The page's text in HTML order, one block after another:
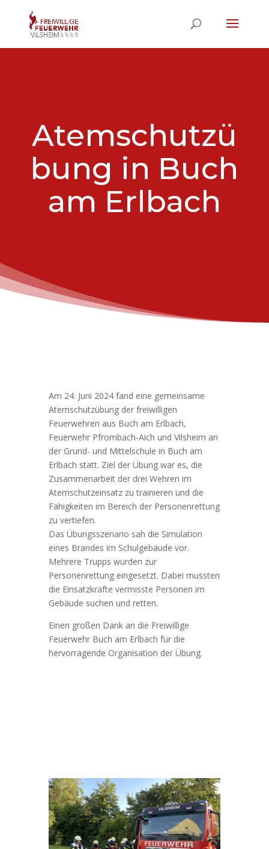
Atemschutzü
bung in Buch
am Erlbach
Am 24. Juni 2024 fand eine gemeinsame
Atemschutzübung der freiwilligen
Feuerwehren aus Buch am Erlbach,
Feuerwehr Pfrombach-Aich und Vilsheim an
der Grund- und Mittelschule in Buch am
Erlbach statt. Ziel der Übung war es, die
Zusammenarbeit der drei Wehren im
Atemschutzeinsatz zu trainieren und die
Fähigkeiten im Bereich der Personenrettung
zu vertiefen.
Das Übungsszenario sah die Simulation
eines Brandes im Schulgebäude vor.
Mehrere Trupps wurden zur
Personenrettung eingesetzt. Dabei mussten
die Einsatzkräfte vermisste Personen im
Gebäude suchen und retten.
Einen großen Dank an die Freiwillige
Feuerwehr Buch am Erlbach für die
hervorragende Organisation der Übung.